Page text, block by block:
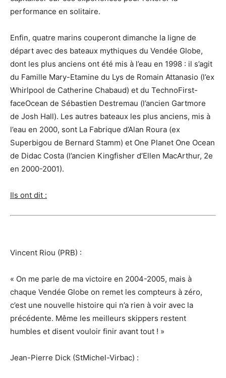
performance en solitaire.
Enfin, quatre marins couperont dimanche la ligne de
départ avec des bateaux mythiques du Vendée Globe,
dont les plus anciens ont été mis à l’eau en 1998 : il s’agit
du Famille Mary-Etamine du Lys de Romain Attanasio (l’ex
Whirlpool de Catherine Chabaud) et du TechnoFirst-
faceOcean de Sébastien Destremau (l’ancien Gartmore
de Josh Hall). Les autres bateaux les plus anciens, mis à
l’eau en 2000, sont La Fabrique d’Alan Roura (ex
Superbigou de Bernard Stamm) et One Planet One Ocean
de Didac Costa (l’ancien Kingfisher d’Ellen MacArthur, 2e
en 2000-2001).
Ils ont dit :
Vincent Riou (PRB) :
« On me parle de ma victoire en 2004-2005, mais à
chaque Vendée Globe on remet les compteurs à zéro,
c’est une nouvelle histoire qui n’a rien à voir avec la
précédente. Même les meilleurs skippers restent
humbles et disent vouloir finir avant tout ! »
Jean-Pierre Dick (StMichel-Virbac) :